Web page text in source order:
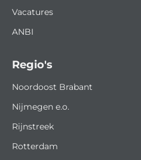
Regio's
Noordoost Brabant
Nijmegen e.o.
Rijnstreek
Rotterdam
Vacatures
ANBI